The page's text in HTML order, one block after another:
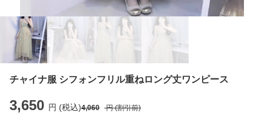
チャイナ服 シフォンフリル重ねロング丈ワンピース
3,650 円 (税込)4,060 円 (割引前)